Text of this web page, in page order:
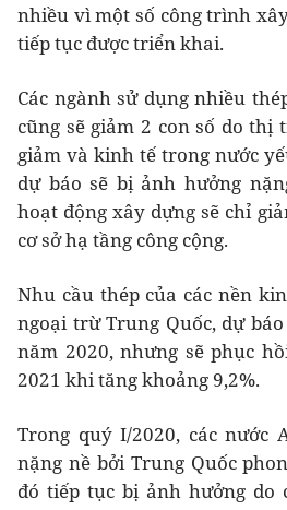
nhiều vì một số công trình
tiếp tục được triển khai.
Các ngành sử dụng nhiều
cũng sẽ giảm 2 con số do
giảm và kinh tế trong nước
dự báo sẽ bị ảnh hưởng
hoạt động xây dựng sẽ chỉ
cơ sở hạ tầng công cộng.
Nhu cầu thép của các nền
ngoại trừ Trung Quốc, dự
năm 2020, nhưng sẽ phục
2021 khi tăng khoảng 9,2%.
Trong quý I/2020, các nước
nặng nề bởi Trung Quốc
đó tiếp tục bị ảnh hưởng do